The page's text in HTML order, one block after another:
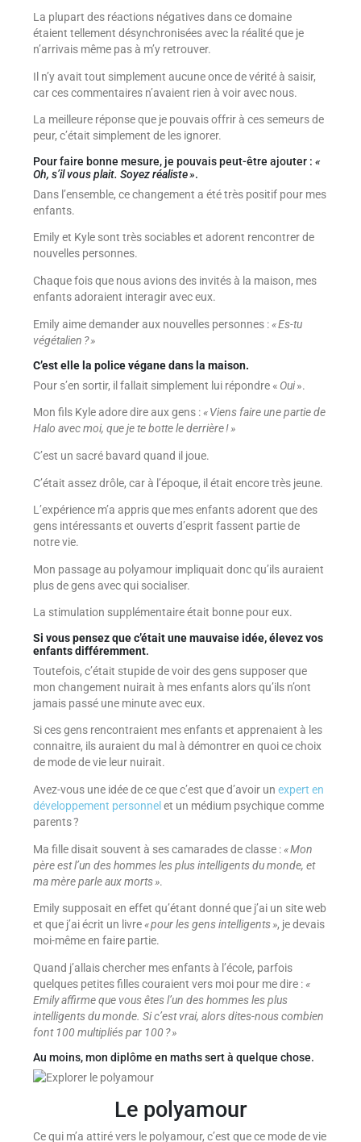
La plupart des réactions négatives dans ce domaine
étaient tellement désynchronisées avec la réalité que je
n’arrivais même pas à m’y retrouver.
Il n’y avait tout simplement aucune once de vérité à saisir,
car ces commentaires n’avaient rien à voir avec nous.
La meilleure réponse que je pouvais offrir à ces semeurs de
peur, c’était simplement de les ignorer.
Pour faire bonne mesure, je pouvais peut-être ajouter : «
Oh, s’il vous plait. Soyez réaliste ».
Dans l’ensemble, ce changement a été très positif pour mes
enfants.
Emily et Kyle sont très sociables et adorent rencontrer de
nouvelles personnes.
Chaque fois que nous avions des invités à la maison, mes
enfants adoraient interagir avec eux.
Emily aime demander aux nouvelles personnes :« Es-tu
végétalien ? »
C’est elle la police végane dans la maison.
Pour s’en sortir, il fallait simplement lui répondre « Oui».
Mon fils Kyle adore dire aux gens :« Viens faire une partie de
Halo avec moi, que je te botte le derrière ! »
C’est un sacré bavard quand il joue.
C’était assez drôle, car à l’époque, il était encore très jeune.
L’expérience m’a appris que mes enfants adorent que des
gens intéressants et ouverts d’esprit fassent partie de
notre vie.
Mon passage au polyamour impliquait donc qu’ils auraient
plus de gens avec qui socialiser.
La stimulation supplémentaire était bonne pour eux.
Si vous pensez que c’était une mauvaise idée, élevez vos
enfants différemment.
Toutefois, c’était stupide de voir des gens supposer que
mon changement nuirait à mes enfants alors qu’ils n’ont
jamais passé une minute avec eux.
Si ces gens rencontraient mes enfants et apprenaient à les
connaitre, ils auraient du mal à démontrer en quoi ce choix
de mode de vie leur nuirait.
Avez-vous une idée de ce que c’est que d’avoir un expert en
développement personnel et un médium psychique comme
parents ?
Ma fille disait souvent à ses camarades de classe :« Mon
père est l’un des hommes les plus intelligents du monde, et
ma mère parle aux morts ».
Emily supposait en effet qu’étant donné que j’ai un site web
et que j’ai écrit un livre« pour les gens intelligents », je devais
moi-même en faire partie.
Quand j’allais chercher mes enfants à l’école, parfois
quelques petites filles couraient vers moi pour me dire :«
Emily affirme que vous êtes l’un des hommes les plus
intelligents du monde. Si c’est vrai, alors dites-nous combien
font 100 multipliés par 100 ? »
Au moins, mon diplôme en maths sert à quelque chose.
Le polyamour
Ce qui m’a attiré vers le polyamour, c’est que ce mode de vie